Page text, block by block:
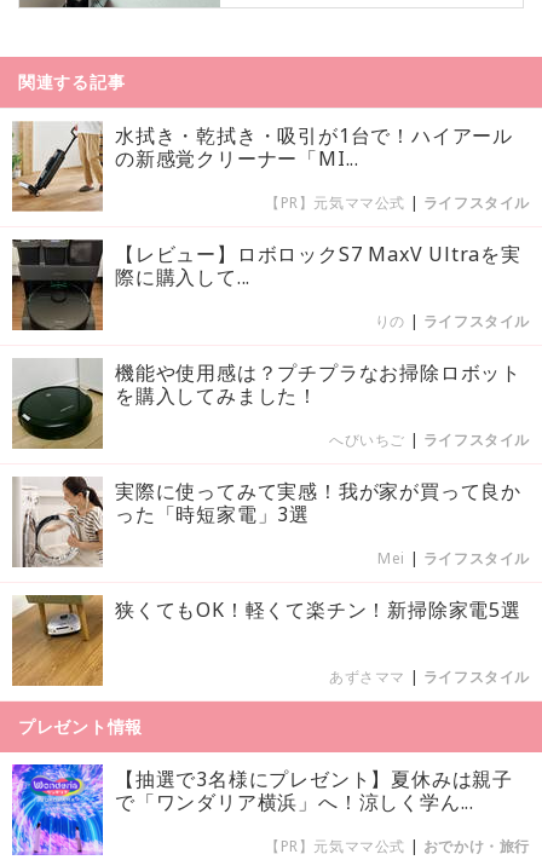
関連する記事
水拭き・乾拭き・吸引が1台で！ハイアール
の新感覚クリーナー「MI...
【PR】元気ママ公式 | ライフスタイル
【レビュー】ロボロックS7 MaxV Ultraを実
際に購入して...
りの | ライフスタイル
機能や使用感は？プチプラなお掃除ロボット
を購入してみました！
へびいちご | ライフスタイル
実際に使ってみて実感！我が家が買って良か
った「時短家電」3選
Mei | ライフスタイル
狭くてもOK！軽くて楽チン！新掃除家電5選
あずさママ | ライフスタイル
プレゼント情報
【抽選で3名様にプレゼント】夏休みは親子
で「ワンダリア横浜」へ！涼しく学ん...
【PR】元気ママ公式 | おでかけ・旅行